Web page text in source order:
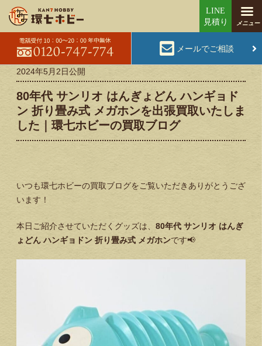
メールでご相談
2024年5月2日公開
80年代 サンリオ はんぎょどん ハンギョド
ン 折り畳み式 メガホンを出張買取いたしま
した｜環七ホビーの買取ブログ
いつも環七ホビーの買取ブログをご覧いただきありがとうござ
います！
本日ご紹介させていただくグッズは、 80年代 サンリオ はんぎ
ょどん ハンギョドン 折り畳み式 メガホンです📢